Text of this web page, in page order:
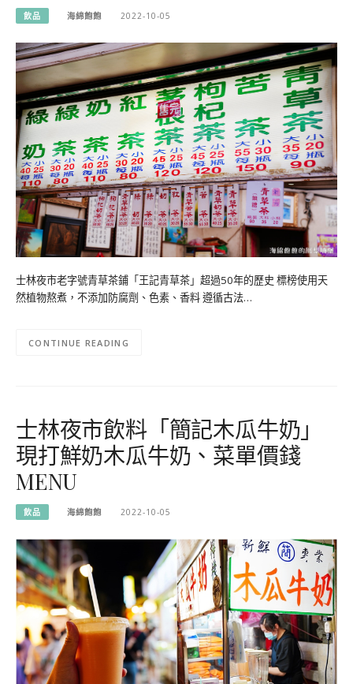
飲品 海綿飽飽 2022-10-05
士林夜市老字號青草茶鋪「王記青草茶」超過50年的歷史 標榜使用天
然植物熬煮，不添加防腐劑、色素、香料 遵循古法…
CONTINUE READING
士林夜市飲料「簡記木瓜牛奶」
現打鮮奶木瓜牛奶、菜單價錢
MENU
飲品 海綿飽飽 2022-10-05